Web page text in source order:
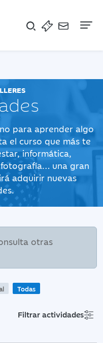
para aprender algo
el curso que más te
informática,
una gran
adquirir nuevas
otras
Todas
Filtrar actividades